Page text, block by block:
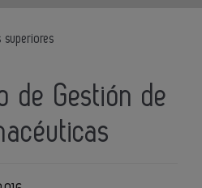
superiores
de Gestión de